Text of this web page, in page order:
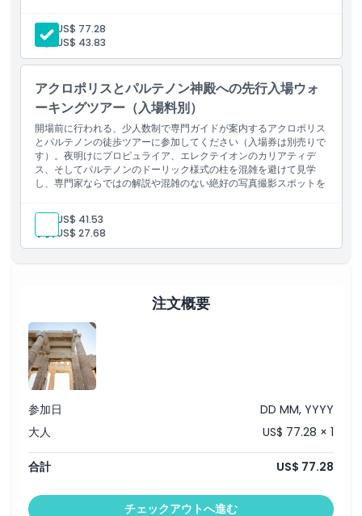
大人: US$ 77.28
子供:
US$ 43.83
アクロポリスとパルテノン神殿への先行入場ウォ
ーキングツアー（入場料別）
開場前に行われる、少人数制で専門ガイドが案内するアクロポリス
とパルテノンの徒歩ツアーに参加してください（入場券は別売りで
す）。夜明けにプロピュライア、エレクテイオンのカリアティデ
ス、そしてパルテノンのドーリック様式の柱を混雑を避けて見学
し、専門家ならではの解説や混雑のない絶好の写真撮影スポットを
大人: US$ 41.53
子供:US$ 27.68
注文概要
参加日
DD MM, YYYY
大人
US$ 77.28 × 1
合計 US$ 77.28
チェックアウトへ進む